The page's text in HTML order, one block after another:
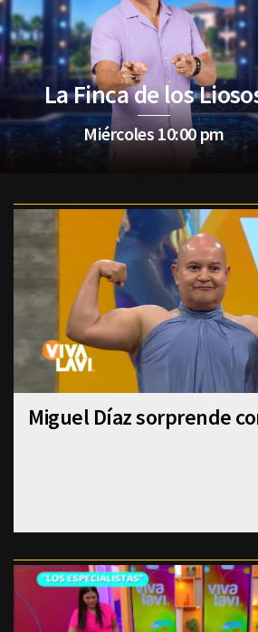
La Finca de los
Miércoles 10:00 pm
Miguel Díaz sorprende